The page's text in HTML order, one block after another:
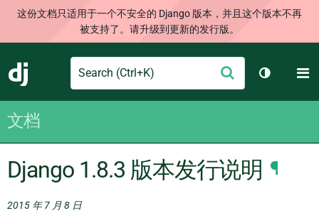
这份文档只适用于一个不安全的 Django 版本，并且这个版本不再
被支持了。请升级到更新的发行版。
Django
Search
交
切换主题
文档
Django 1.8.3 版本发行说明 ¶
2015 年 7 月 8 日